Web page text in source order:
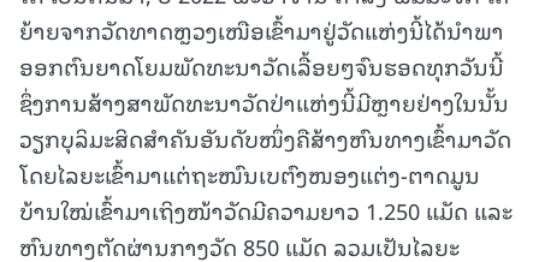
ຍ້າຍຈາກວັດທາດຫຼວງເໜືອເຂົ້າມາຢູ່ວັດແຫ່ງນີ້ໄດ້ນໍາພາ
ອອກຕົນຍາດໂຍມພັດທະນາວັດເລື້ອຍໆຈົນຮອດທຸກວັນນີ້
ຊຶ່ງການສ້າງສາພັດທະນາວັດປ່າແຫ່ງນີ້ມີຫຼາຍຢ່າງໃນນັ້ນ
ວຽກບຸລິມະສິດສຳຄັນອັນດັບໜຶ່ງຄືສ້າງຫົນທາງເຂົ້າມາວັດ
ໂດຍໄລຍະເຂົ້າມາແຕ່ຖະໜົນເບຕົງໜອງແຕ່ງ-ຕາດມູນ
ບ້ານໃໝ່ເຂົ້າມາເຖິງໜ້າວັດມີຄວາມຍາວ 1.250 ແມັດ ແລະ
ຫົນທາງຕັດຜ່ານກາງວັດ 850 ແມັດ ລວມເປັນໄລຍະ